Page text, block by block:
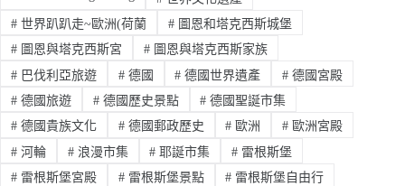
#世界趴趴走~歐洲(荷蘭 #圖恩和塔克西斯城堡
#圖恩與塔克西斯宮 #圖恩與塔克西斯家族
#巴伐利亞旅遊 #德國 # 德國世界遺產 # 德國宮殿
#德國旅遊 #德國歷史景點 # 德國聖誕市集
#德國貴族文化 #德國郵政歷史 # 歐洲 # 歐洲宮殿
#河輪 #浪漫市集 # 耶誕市集 # 雷根斯堡
#雷根斯堡宮殿 #雷根斯堡景點 # 雷根斯堡自由行